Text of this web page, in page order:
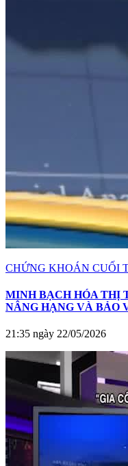
CHỨNG KHOÁN CUỐI
MINH BẠCH HÓA THỊ
NÂNG HẠNG VÀ BẢO
21:35 ngày 22/05/2026